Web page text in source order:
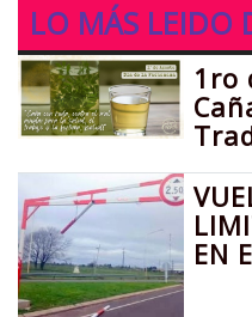
LO MÁS LEIDO
1ro
EN